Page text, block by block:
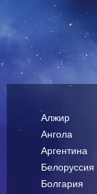
Алжир
Ангола
Аргентина
Белоруссия
Болгария